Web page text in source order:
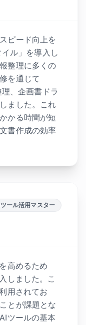
ピード向上を
ル」を導入し
整理に多くの
を通じて
、企画書ドラ
ました。これ
かる時間が短
書作成の効率
ール活用マスター
高めるため
しました。こ
用されてお
とが課題とな
ツールの基本